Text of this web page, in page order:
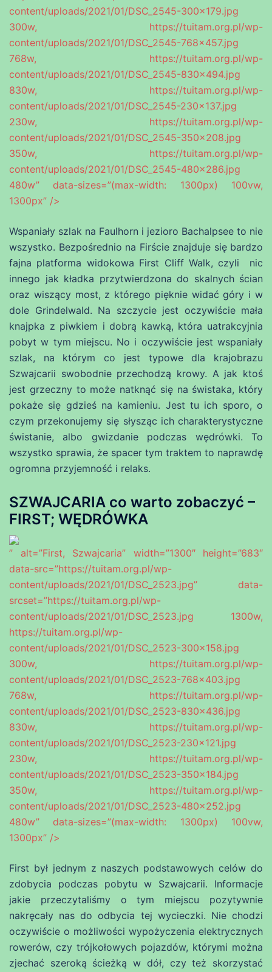
content/uploads/2021/01/DSC_2545-300×179.jpg
300w, https://tuitam.org.pl/wp-
content/uploads/2021/01/DSC_2545-768×457.jpg
768w, https://tuitam.org.pl/wp-
content/uploads/2021/01/DSC_2545-830×494.jpg
830w, https://tuitam.org.pl/wp-
content/uploads/2021/01/DSC_2545-230×137.jpg
230w, https://tuitam.org.pl/wp-
content/uploads/2021/01/DSC_2545-350×208.jpg
350w, https://tuitam.org.pl/wp-
content/uploads/2021/01/DSC_2545-480×286.jpg
480w” data-sizes=”(max-width: 1300px) 100vw,
1300px” />
Wspaniały szlak na Faulhorn i jezioro Bachalpsee to nie
wszystko. Bezpośrednio na Firście znajduje się bardzo
fajna platforma widokowa First Cliff Walk, czyli nic
innego jak kładka przytwierdzona do skalnych ścian
oraz wiszący most, z którego pięknie widać góry i w
dole Grindelwald. Na szczycie jest oczywiście mała
knajpka z piwkiem i dobrą kawką, która uatrakcyjnia
pobyt w tym miejscu. No i oczywiście jest wspaniały
szlak, na którym co jest typowe dla krajobrazu
Szwajcarii swobodnie przechodzą krowy. A jak ktoś
jest grzeczny to może natknąć się na świstaka, który
pokaże się gdzieś na kamieniu. Jest tu ich sporo, o
czym przekonujemy się słysząc ich charakterystyczne
świstanie, albo gwizdanie podczas wędrówki. To
wszystko sprawia, że spacer tym traktem to naprawdę
ogromna przyjemność i relaks.
SZWAJCARIA co warto zobaczyć –
FIRST; WĘDRÓWKA
” alt=”First, Szwajcaria” width=”1300″ height=”683″
data-src=”https://tuitam.org.pl/wp-
content/uploads/2021/01/DSC_2523.jpg” data-
srcset=”https://tuitam.org.pl/wp-
content/uploads/2021/01/DSC_2523.jpg 1300w,
https://tuitam.org.pl/wp-
content/uploads/2021/01/DSC_2523-300×158.jpg
300w, https://tuitam.org.pl/wp-
content/uploads/2021/01/DSC_2523-768×403.jpg
768w, https://tuitam.org.pl/wp-
content/uploads/2021/01/DSC_2523-830×436.jpg
830w, https://tuitam.org.pl/wp-
content/uploads/2021/01/DSC_2523-230×121.jpg
230w, https://tuitam.org.pl/wp-
content/uploads/2021/01/DSC_2523-350×184.jpg
350w, https://tuitam.org.pl/wp-
content/uploads/2021/01/DSC_2523-480×252.jpg
480w” data-sizes=”(max-width: 1300px) 100vw,
1300px” />
First był jednym z naszych podstawowych celów do
zdobycia podczas pobytu w Szwajcarii. Informacje
jakie przeczytaliśmy o tym miejscu pozytywnie
nakręcały nas do odbycia tej wycieczki. Nie chodzi
oczywiście o możliwości wypożyczenia elektrycznych
rowerów, czy trójkołowych pojazdów, którymi można
zjechać szeroką ścieżką w dół, czy też skorzystać